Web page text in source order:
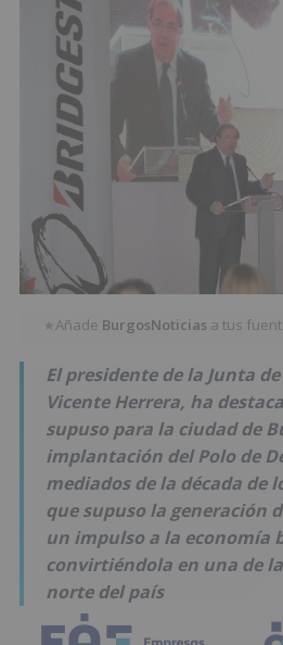
★Añade BurgosNoticias a tus
El presidente de la Junta
Vicente Herrera, ha
supuso para la ciudad de
implantación del Polo de
mediados de la década de
que supuso la generación
un impulso a la economía
convirtiéndola en una de
norte del país